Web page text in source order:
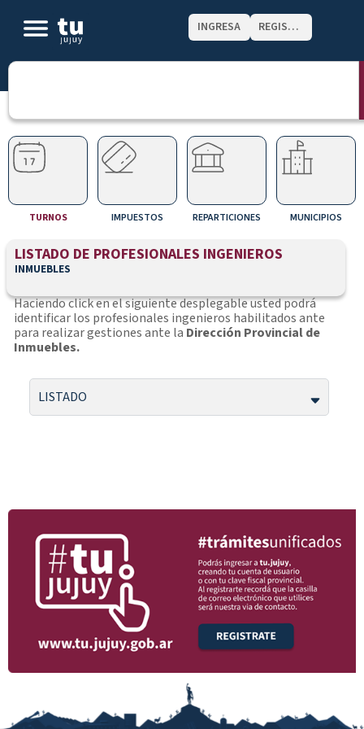
INGRESA REGISTRATE
TURNOS IMPUESTOS REPARTICIONES MUNICIPIOS
LISTADO DE PROFESIONALES INGENIEROS
INMUEBLES
Haciendo click en el siguiente desplegable usted podrá
identificar los profesionales ingenieros habilitados ante
para realizar gestiones ante la Dirección Provincial de
Inmuebles.
LISTADO